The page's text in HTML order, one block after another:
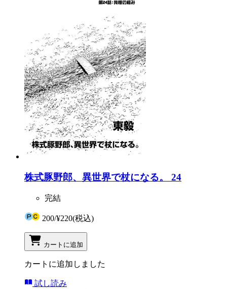
株式豚野郎、異世界で杖になる。 24
完結
200/¥220(税込)
カートに追加
カートに追加しました
試し読み